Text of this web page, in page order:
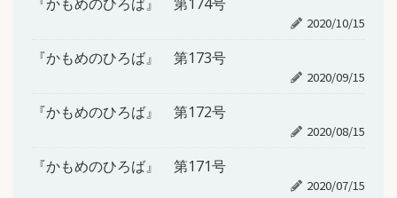
2020/10/15
『かもめのひろば』 第173号
2020/09/15
『かもめのひろば』 第172号
2020/08/15
『かもめのひろば』 第171号
2020/07/15